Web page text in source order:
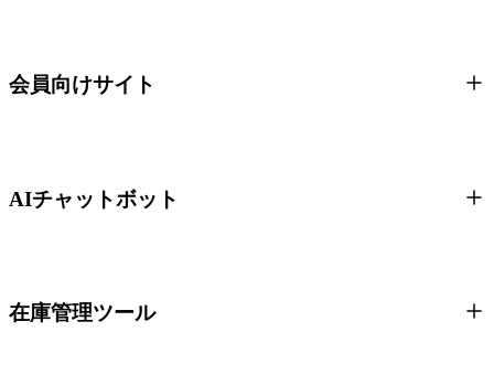
会員向けサイト
AIチャットボット
在庫管理ツール